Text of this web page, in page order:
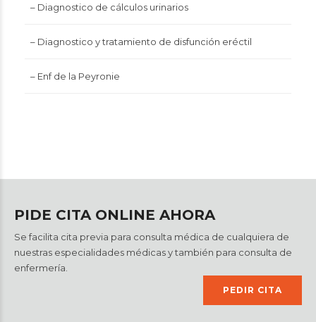
– Diagnostico de cálculos urinarios
– Diagnostico y tratamiento de disfunción eréctil
– Enf de la Peyronie
PIDE CITA ONLINE AHORA
Se facilita cita previa para consulta médica de cualquiera de
nuestras especialidades médicas y también para consulta de
enfermería.
PEDIR CITA